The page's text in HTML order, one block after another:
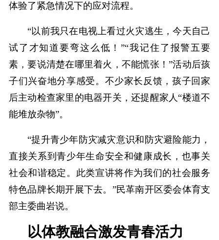
体验了紧急情况下的应对流程。
“以前我只在电视上看过火灾逃生，今天自己
试了才知道要弯这么低！”“我记住了报警五要
素，要说清楚在哪里着火，不能慌张！”活动后孩
子们兴奋地分享感受。不少家长反馈，孩子回家
后主动检查家里的电器开关，还提醒家人“楼道不
能堆放杂物”。
“提升青少年防灾减灾意识和防灾避险能力，
直接关系到青少年生命安全和健康成长，也事关
社会和谐稳定。此类宣讲将作为我们的社会服务
特色品牌长期开展下去。”民革南开区委会体育支
部主委曲岩说。
以体教融合激发青春活力